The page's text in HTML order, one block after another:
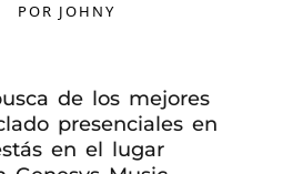
POR JOHNY
de los mejores
presenciales en
en el lugar